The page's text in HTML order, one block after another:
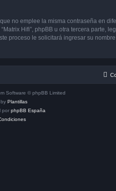
no emplee la misma contraseña en
Hifi”, phpBB u otra tercera parte,
proceso le solicitará ingresar su
Software © phpBB Limited
Plantillas
por phpBB España